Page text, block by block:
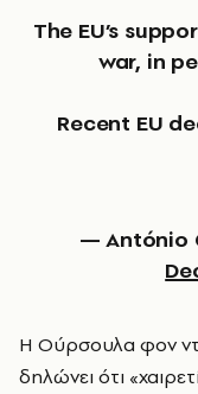
The EU’s
war, in
Recent EU
— António
Η Ούρσουλα φον
δηλώνει ότι